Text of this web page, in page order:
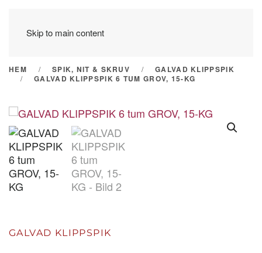
Skip to main content
HEM SPIK, NIT & SKRUV
GALVAD KLIPPSPIK
GALVAD KLIPPSPIK 6 TUM GROV, 15-KG
GALVAD KLIPPSPIK